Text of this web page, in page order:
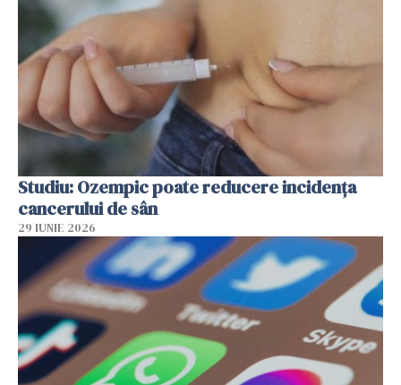
Studiu: Ozempic poate reducere incidența
cancerului de sân
29 IUNIE 2026